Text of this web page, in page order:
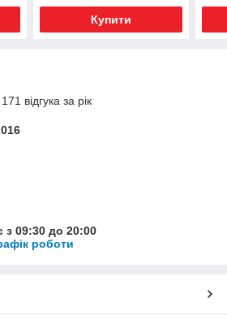
Купити
відгука за рік
з 09:30 до 20:00
роботи